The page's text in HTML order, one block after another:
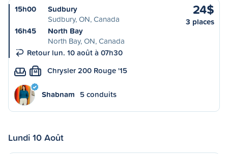
15h00
Sudbury
Sudbury, ON, Canada
16h45
North Bay
North Bay, ON, Canada
Retour lun. 10 août à 07h30
24$
3 places
M Chrysler 200 Rouge '15
Shabnam 5 conduits
Lundi 10 Août